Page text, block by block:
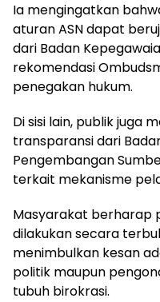
Ia mengingatkan
aturan ASN dapat
dari Badan
rekomendasi
penegakan hukum.
Di sisi lain, publik juga
transparansi dari
Pengembangan
terkait mekanisme
Masyarakat berharap
dilakukan secara
menimbulkan kesan
politik maupun
tubuh birokrasi.